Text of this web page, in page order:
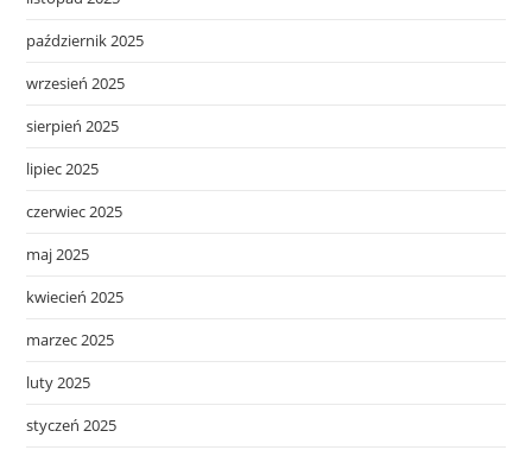
październik 2025
wrzesień 2025
sierpień 2025
lipiec 2025
czerwiec 2025
maj 2025
kwiecień 2025
marzec 2025
luty 2025
styczeń 2025